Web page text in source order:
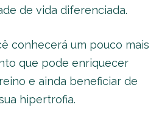
de vida diferenciada.
conhecerá um pouco mais
que pode enriquecer
e ainda beneficiar de
hipertrofia.